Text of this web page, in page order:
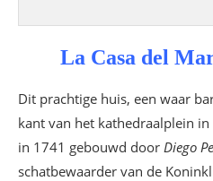
La Casa del
Dit prachtige huis, een waar
kant van het kathedraalplein
in 1741 gebouwd door Diego
schatbewaarder van de